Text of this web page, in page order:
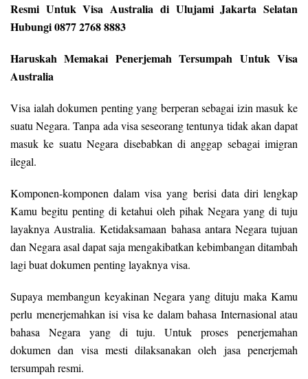
Resmi Untuk Visa Australia di Ulujami Jakarta Selatan
Hubungi 0877 2768 8883
Haruskah Memakai Penerjemah Tersumpah Untuk Visa
Australia
Visa ialah dokumen penting yang berperan sebagai izin masuk ke
suatu Negara. Tanpa ada visa seseorang tentunya tidak akan dapat
masuk ke suatu Negara disebabkan di anggap sebagai imigran
ilegal.
Komponen-komponen dalam visa yang berisi data diri lengkap
Kamu begitu penting di ketahui oleh pihak Negara yang di tuju
layaknya Australia. Ketidaksamaan bahasa antara Negara tujuan
dan Negara asal dapat saja mengakibatkan kebimbangan ditambah
lagi buat dokumen penting layaknya visa.
Supaya membangun keyakinan Negara yang dituju maka Kamu
perlu menerjemahkan isi visa ke dalam bahasa Internasional atau
bahasa Negara yang di tuju. Untuk proses penerjemahan
dokumen dan visa mesti dilaksanakan oleh jasa penerjemah
tersumpah resmi.